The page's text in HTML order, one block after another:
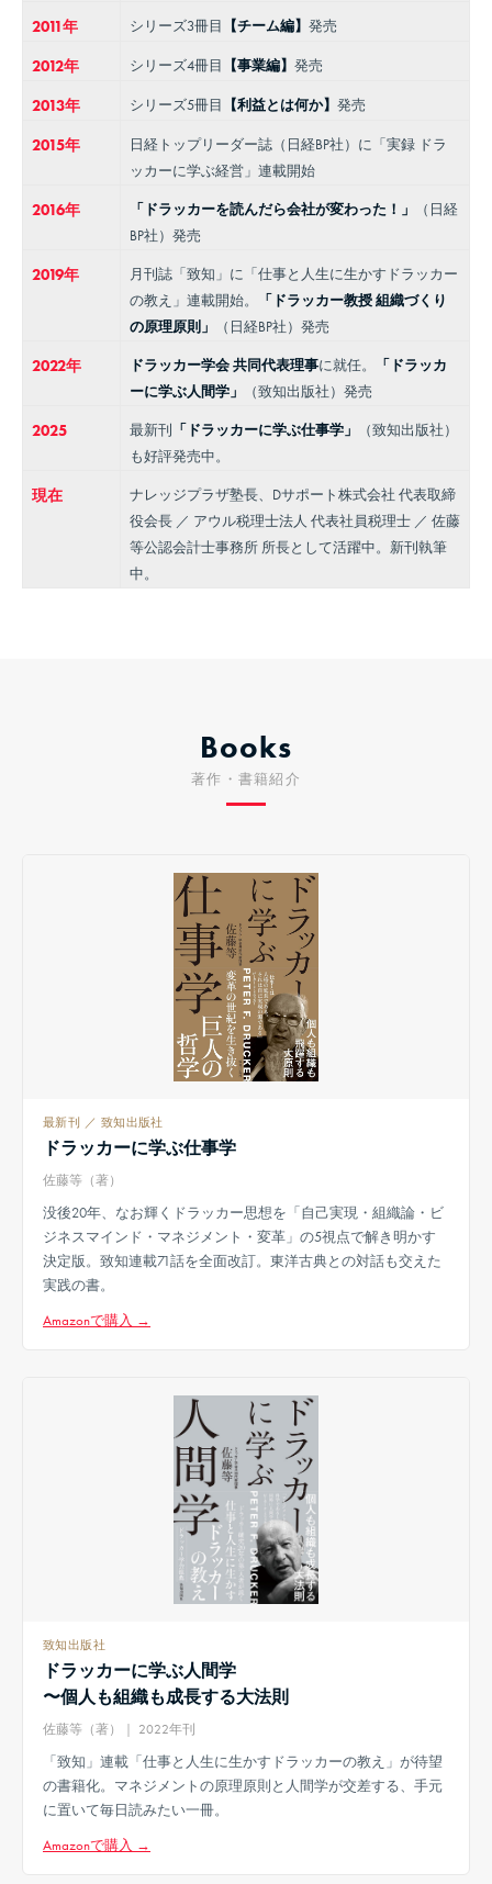
2011年 シリーズ3冊目 【チーム編】 発売
2012年 シリーズ4冊目 【事業編】 発売
2013年 シリーズ5冊目 【利益とは何か】 発売
2015年
日経トップリーダー誌（日経BP社）に「実録 ドラ
ッカーに学ぶ経営」連載開始
2016年 「ドラッカーを読んだら会社が変わった！」
（日経
BP社）発売
2019年
月刊誌「致知」に「仕事と人生に生かすドラッカー
の教え」連載開始。
「ドラッカー教授 組織づくり
の原理原則」
（日経BP社）発売
2022年 ドラッカー学会 共同代表理事に就任。
「ドラッカ
ーに学ぶ人間学」
（致知出版社）発売
2025 最新刊 「ドラッカーに学ぶ仕事学」
（致知出版社）
も好評発売中。
現在
ナレッジプラザ塾長、Dサポート株式会社 代表取締
役会長 ／ アウル税理士法人 代表社員税理士 ／ 佐藤
等公認会計士事務所 所長として活躍中。新刊執筆
中。
Books
著作・書籍紹介
最新刊 ／ 致知出版社
ドラッカーに学ぶ仕事学
佐藤等（著）
没後20年、なお輝くドラッカー思想を「自己実現・組織論・ビ
ジネスマインド・マネジメント・変革」の5視点で解き明かす
決定版。致知連載71話を全面改訂。東洋古典との対話も交えた
実践の書。
Amazonで購入 →
致知出版社
ドラッカーに学ぶ人間学
〜個人も組織も成長する大法則
佐藤等（著）｜ 2022年刊
「致知」連載「仕事と人生に生かすドラッカーの教え」が待望
の書籍化。マネジメントの原理原則と人間学が交差する、手元
に置いて毎日読みたい一冊。
Amazonで購入 →